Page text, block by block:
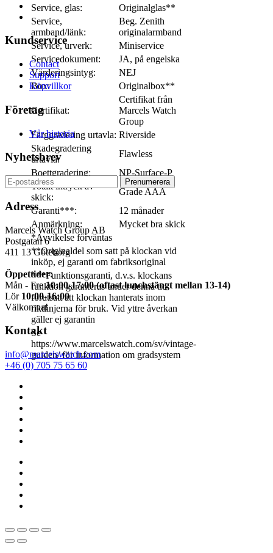
Service, glas:
Originalglas**
Service,
armband/länk:
Beg. Zenith
originalarmband
Service, urverk:
Miniservice
Servicedokument:
JA, på engelska
Värderingsintyg:
NEJ
Box:
Originalbox**
Certifikat:
Certifikat från
Marcels Watch
Group
Färggradering urtavla: Riverside
Skadegradering
urtavla:
Flawless
Boettgradering:
NP-Surface-P
Totalt intryck av
skick:
Grade AAA
Garanti***:
12 månader
Anmärkning:
Mycket bra skick
*Avvikelse förväntas
**Originaldel som satt på klockan vid
inköp, ej garanti om fabriksoriginal
***Funktionsgaranti, d.v.s. klockans
funktion garanteras under denna tid
förutsatt att klockan hanterats inom
riktlinjerna för bruk. Vid yttre åverkan
gäller ej garantin
Se
https://www.marcelswatch.com/sv/vintage-
guiden/ för information om gradsystem
Kundservice
Contact
Support
Köpvillkor
Företag
Vår historia
Nyhetsbrev
Adress
Marcels Watch Group AB
Postgatan 6
411 13 Göteborg
Öppettider:
Mån - Fre10:00-17:00 (oftast lunchstängt mellan 13-14)
Lör 10:00-16:00
Välkomna!
Kontakt
info@marcelswatch.com
+46 (0) 705 75 65 60